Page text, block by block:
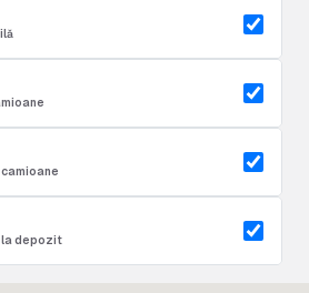
la depozit